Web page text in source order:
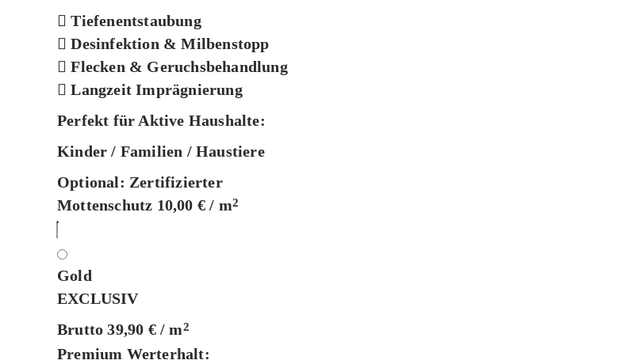
Tiefenentstaubung
Desinfektion & Milbenstopp
Flecken & Geruchsbehandlung
Langzeit Imprägnierung
Perfekt für Aktive Haushalte:
Kinder / Familien / Haustiere
Optional: Zertifizierter
Mottenschutz 10,00 € / m2
Gold
EXCLUSIV
Brutto 39,90 € / m2
Premium Werterhalt: